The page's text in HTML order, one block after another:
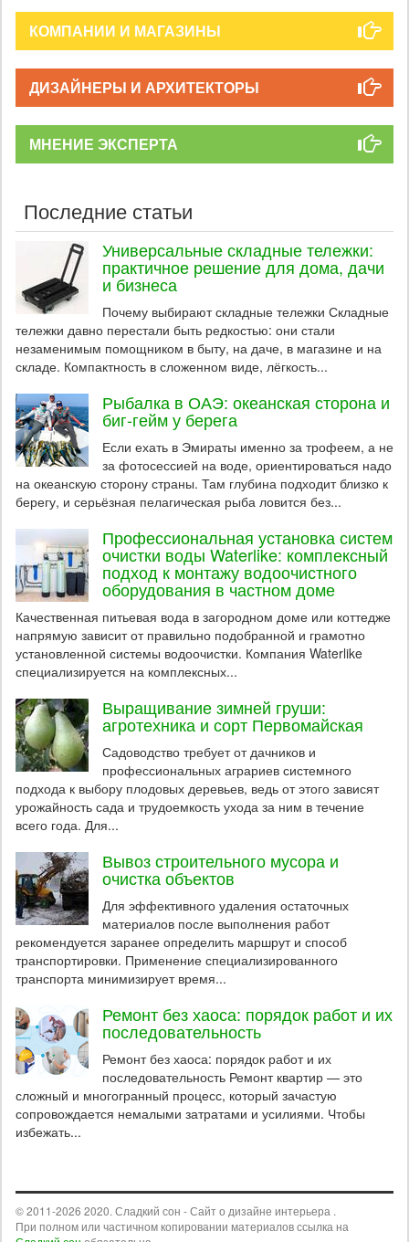
КОМПАНИИ И МАГАЗИНЫ
ДИЗАЙНЕРЫ И АРХИТЕКТОРЫ
МНЕНИЕ ЭКСПЕРТА
Последние статьи
Универсальные складные тележки:
практичное решение для дома, дачи
и бизнеса
Почему выбирают складные тележки Складные
тележки давно перестали быть редкостью: они стали
незаменимым помощником в быту, на даче, в магазине и на
складе. Компактность в сложенном виде, лёгкость...
Рыбалка в ОАЭ: океанская сторона и
биг-гейм у берега
Если ехать в Эмираты именно за трофеем, а не
за фотосессией на воде, ориентироваться надо
на океанскую сторону страны. Там глубина подходит близко к
берегу, и серьёзная пелагическая рыба ловится без...
Профессиональная установка систем
очистки воды Waterlike: комплексный
подход к монтажу водоочистного
оборудования в частном доме
Качественная питьевая вода в загородном доме или коттедже
напрямую зависит от правильно подобранной и грамотно
установленной системы водоочистки. Компания Waterlike
специализируется на комплексных...
Выращивание зимней груши:
агротехника и сорт Первомайская
Садоводство требует от дачников и
профессиональных аграриев системного
подхода к выбору плодовых деревьев, ведь от этого зависят
урожайность сада и трудоемкость ухода за ним в течение
всего года. Для...
Вывоз строительного мусора и
очистка объектов
Для эффективного удаления остаточных
материалов после выполнения работ
рекомендуется заранее определить маршрут и способ
транспортировки. Применение специализированного
транспорта минимизирует время...
Ремонт без хаоса: порядок работ и их
последовательность
Ремонт без хаоса: порядок работ и их
последовательность Ремонт квартир — это
сложный и многогранный процесс, который зачастую
сопровождается немалыми затратами и усилиями. Чтобы
избежать...
© 2011-2026 2020. Сладкий сон - Сайт о дизайне интерьера .
При полном или частичном копировании материалов ссылка на